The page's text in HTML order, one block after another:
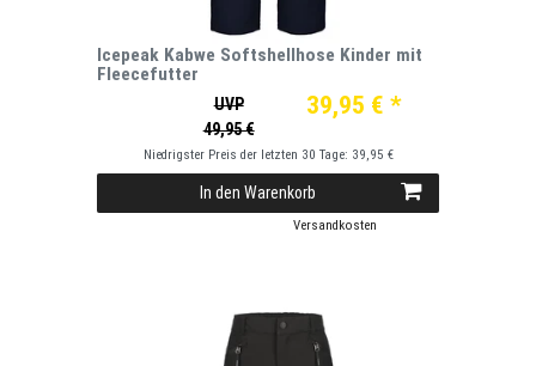
Icepeak Kabwe Softshellhose Kinder mit
Fleecefutter
UVP
49,95 €
39,95 € *
Niedrigster Preis der letzten 30 Tage: 39,95 €
In den Warenkorb
Versandkosten